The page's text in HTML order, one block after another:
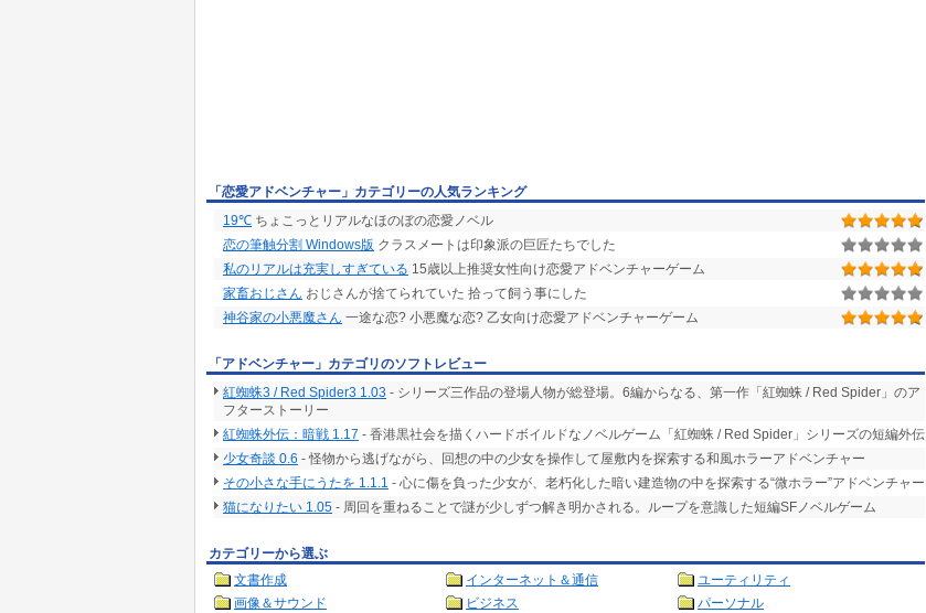
「恋愛アドベンチャー」カテゴリーの人気ランキング
19℃ ちょこっとリアルなほのぼの恋愛ノベル
恋の筆触分割 Windows版 クラスメートは印象派の巨匠たちでした
私のリアルは充実しすぎている 15歳以上推奨女性向け恋愛アドベンチャーゲーム
家畜おじさん おじさんが捨てられていた 拾って飼う事にした
神谷家の小悪魔さん 一途な恋? 小悪魔な恋? 乙女向け恋愛アドベンチャーゲーム
「アドベンチャー」カテゴリのソフトレビュー
紅蜘蛛3 / Red Spider3 1.03 - シリーズ三作品の登場人物が総登場。6編からなる、第一作「紅蜘蛛 / Red Spider」のア
フターストーリー
紅蜘蛛外伝：暗戦 1.17 - 香港黒社会を描くハードボイルドなノベルゲーム「紅蜘蛛 / Red Spider」シリーズの短編外伝
少女奇談 0.6 - 怪物から逃げながら、回想の中の少女を操作して屋敷内を探索する和風ホラーアドベンチャー
その小さな手にうたを 1.1.1 - 心に傷を負った少女が、老朽化した暗い建造物の中を探索する“微ホラー”アドベンチャー
猫になりたい 1.05 - 周回を重ねることで謎が少しずつ解き明かされる。ループを意識した短編SFノベルゲーム
カテゴリーから選ぶ
文書作成
インターネット＆通信
ユーティリティ
画像＆サウンド
ビジネス
パーソナル